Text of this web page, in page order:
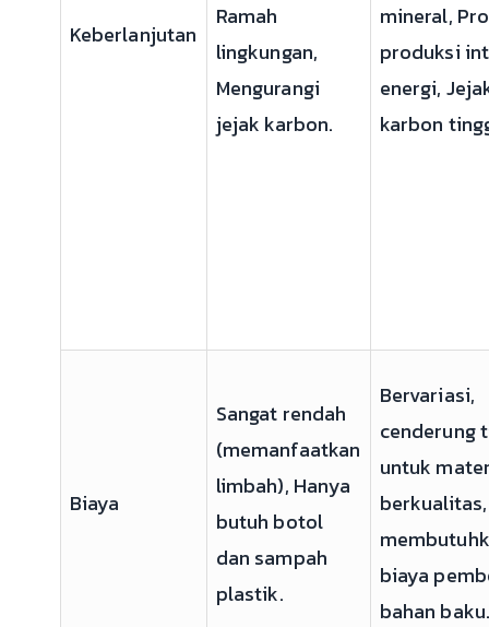
Keberlanjutan
Ramah
lingkungan,
Mengurangi
jejak karbon.
mineral,
produksi
energi,
karbon
Biaya
Sangat rendah
(memanfaatkan
limbah), Hanya
butuh botol
dan sampah
plastik.
Bervariasi,
cenderung
untuk
berkualitas,
biaya
bahan baku.